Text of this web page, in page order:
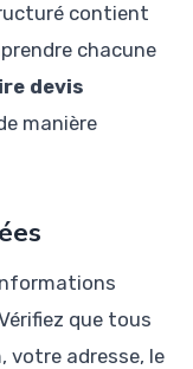
contient
chacune
devis
manière
que tous
votre adresse, le